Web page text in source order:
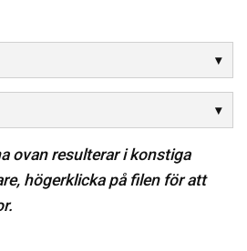
ovan resulterar i konstiga
högerklicka på filen för att